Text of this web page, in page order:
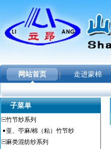
网站首页
|
走进蒙棉
|
子菜单
竹节纱系列
亚、苧麻/棉（粘）竹节纱
麻类混纺纱系列